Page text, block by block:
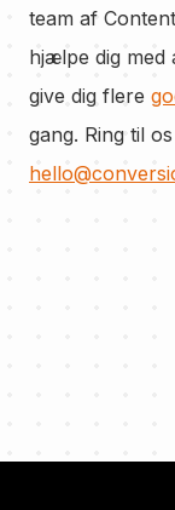
team af
hjælpe dig med
give dig flere
gang. Ring til